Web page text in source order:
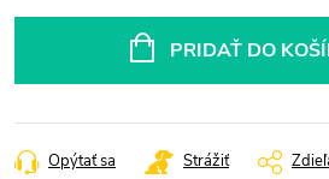
PRIDAŤ DO
Opýtať sa Strážiť